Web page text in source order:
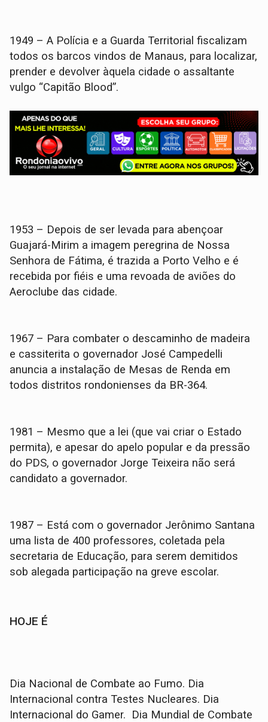
1949 – A Polícia e a Guarda Territorial fiscalizam
todos os barcos vindos de Manaus, para localizar,
prender e devolver àquela cidade o assaltante
vulgo “Capitão Blood”.
1953 – Depois de ser levada para abençoar
Guajará-Mirim a imagem peregrina de Nossa
Senhora de Fátima, é trazida a Porto Velho e é
recebida por fiéis e uma revoada de aviões do
Aeroclube das cidade.
1967 – Para combater o descaminho de madeira
e cassiterita o governador José Campedelli
anuncia a instalação de Mesas de Renda em
todos distritos rondonienses da BR-364.
1981 – Mesmo que a lei (que vai criar o Estado
permita), e apesar do apelo popular e da pressão
do PDS, o governador Jorge Teixeira não será
candidato a governador.
1987 – Está com o governador Jerônimo Santana
uma lista de 400 professores, coletada pela
secretaria de Educação, para serem demitidos
sob alegada participação na greve escolar.
HOJE É
Dia Nacional de Combate ao Fumo. Dia
Internacional contra Testes Nucleares. Dia
Internacional do Gamer. Dia Mundial de Combate